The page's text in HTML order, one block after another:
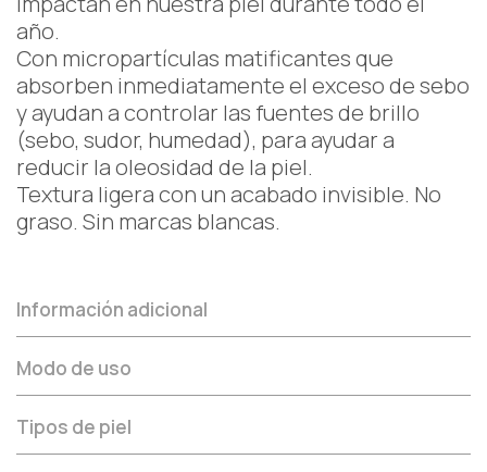
año.
Con micropartículas matificantes que
absorben inmediatamente el exceso de sebo
y ayudan a controlar las fuentes de brillo
(sebo, sudor, humedad), para ayudar a
reducir la oleosidad de la piel.
Textura ligera con un acabado invisible. No
graso. Sin marcas blancas.
Información adicional
Modo de uso
Tipos de piel